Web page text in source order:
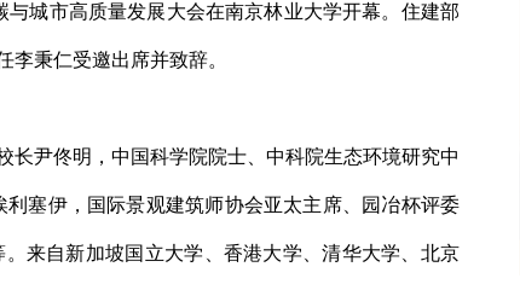
城市高质量发展大会在南京林业大学开幕。住建部
秉仁受邀出席并致辞。
尹佟明，中国科学院院士、中科院生态环境研究中
塞伊，国际景观建筑师协会亚太主席、园冶杯评委
来自新加坡国立大学、香港大学、清华大学、北京